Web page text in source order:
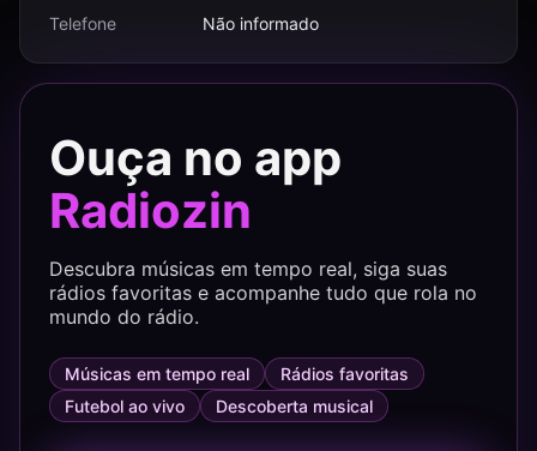
Telefone
Não informado
Ouça no app
Radiozin
Descubra músicas em tempo real, siga suas
rádios favoritas e acompanhe tudo que rola no
mundo do rádio.
Músicas em tempo real
Rádios favoritas
Futebol ao vivo
Descoberta musical